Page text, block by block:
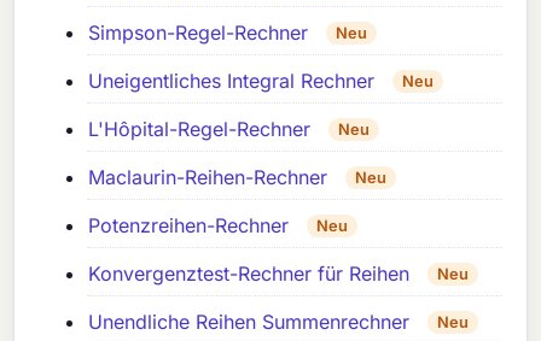
Simpson-Regel-Rechner Neu
Uneigentliches Integral Rechner Neu
L'Hôpital-Regel-Rechner Neu
Maclaurin-Reihen-Rechner Neu
Potenzreihen-Rechner Neu
Konvergenztest-Rechner für Reihen Neu
Unendliche Reihen Summenrechner Neu